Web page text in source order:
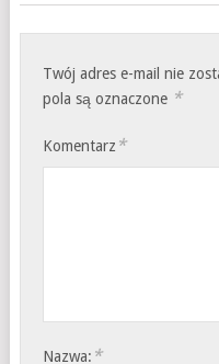
Twój adres e-mail nie
pola są oznaczone *
Komentarz *
Nazwa: *